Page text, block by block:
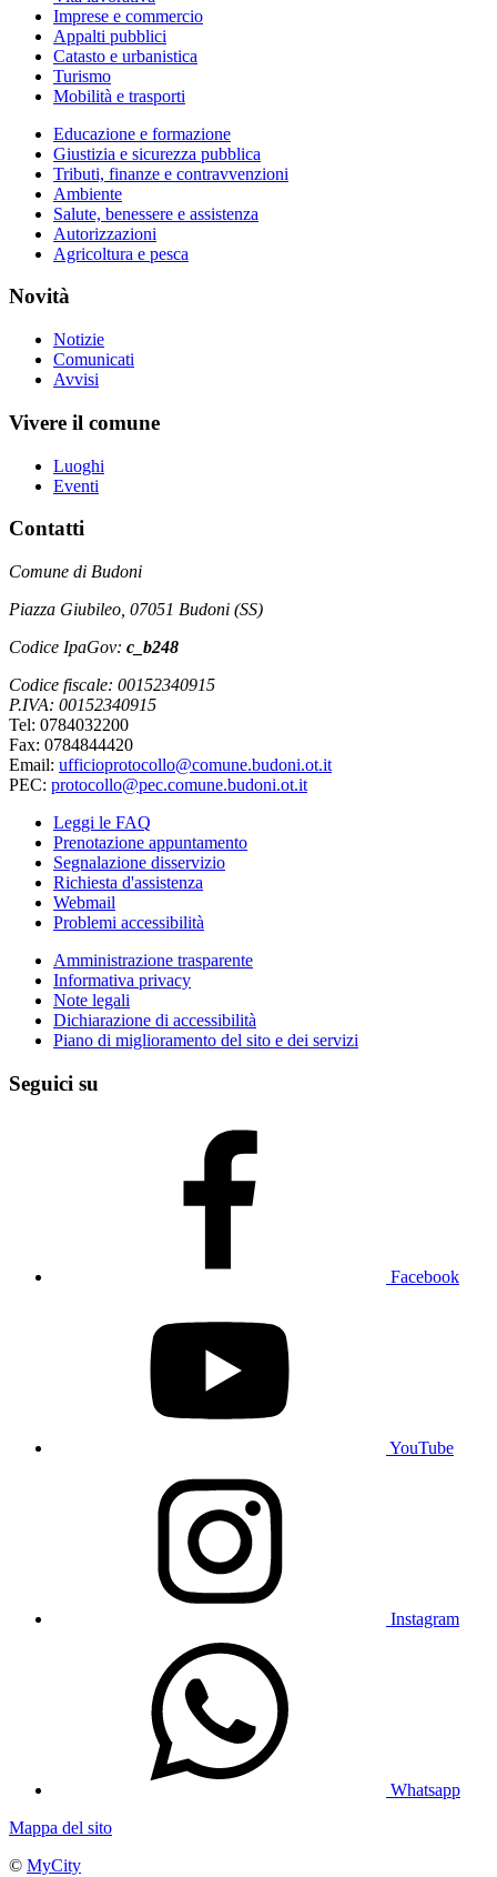
Imprese e commercio
Appalti pubblici
Catasto e urbanistica
Turismo
Mobilità e trasporti
Educazione e formazione
Giustizia e sicurezza pubblica
Tributi, finanze e contravvenzioni
Ambiente
Salute, benessere e assistenza
Autorizzazioni
Agricoltura e pesca
Novità
Notizie
Comunicati
Avvisi
Vivere il comune
Luoghi
Eventi
Contatti
Comune di Budoni
Piazza Giubileo, 07051 Budoni (SS)
Codice IpaGov: c_b248
Codice fiscale: 00152340915
P.IVA: 00152340915
Tel: 0784032200
Fax: 0784844420
Email: ufficioprotocollo@comune.budoni.ot.it
PEC: protocollo@pec.comune.budoni.ot.it
Leggi le FAQ
Prenotazione appuntamento
Segnalazione disservizio
Richiesta d'assistenza
Webmail
Problemi accessibilità
Amministrazione trasparente
Informativa privacy
Note legali
Dichiarazione di accessibilità
Piano di miglioramento del sito e dei servizi
Seguici su
Facebook
YouTube
Instagram
Whatsapp
Mappa del sito
© MyCity